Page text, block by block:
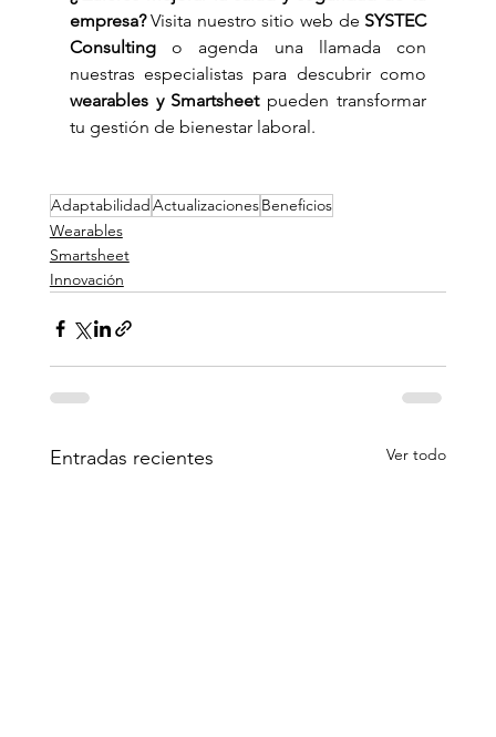
empresa? Visita nuestro sitio web de SYSTEC
Consulting o agenda una llamada con
wearables y Smartsheet pueden transformar
tu gestión de bienestar laboral.
AdaptabilidadActualizacionesBeneficios
Wearables
Smartsheet
Innovación
Entradas recientes Ver todo